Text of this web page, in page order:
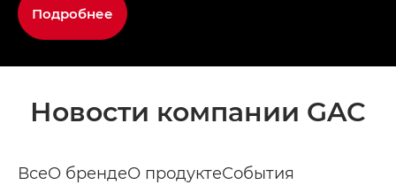
Подробнее
Новости компании GAC
ВсеО брендеО продуктеСобытия